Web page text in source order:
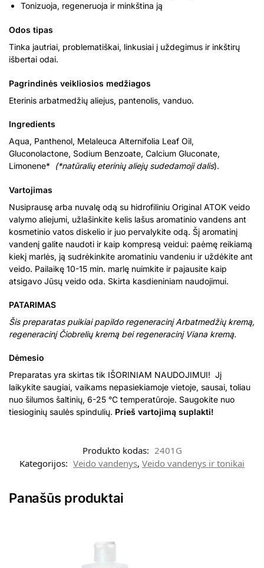
Tonizuoja, regeneruoja ir minkština ją
Odos tipas
Tinka jautriai, problematiškai, linkusiai į uždegimus ir inkštirų
išbertai odai.
Pagrindinės veikliosios medžiagos
Eterinis arbatmedžių aliejus, pantenolis, vanduo.
Ingredients
Aqua, Panthenol, Melaleuca Alternifolia Leaf Oil,
Gluconolactone, Sodium Benzoate, Calcium Gluconate,
Limonene*
(*natūralių eterinių aliejų sudedamoji dalis).
Vartojimas
Nusiprausę arba nuvalę odą su hidrofiliniu Original ATOK veido
valymo aliejumi, užlašinkite kelis lašus aromatinio vandens ant
kosmetinio vatos diskelio ir juo pervalykite odą. Šį aromatinį
vandenį galite naudoti ir kaip kompresą veidui: paėmę reikiamą
kiekį marlės, ją sudrėkinkite aromatiniu vandeniu ir uždėkite ant
veido. Pailaikę 10-15 min. marlę nuimkite ir pajausite kaip
atsigavo Jūsų veido oda. Skirta kasdieniniam naudojimui.
PATARIMAS
Šis preparatas puikiai papildo regeneracinį Arbatmedžių kremą,
regeneracinį Čiobrelių kremą bei regeneracinį Viana kremą.
Dėmesio
Preparatas yra skirtas tik IŠORINIAM NAUDOJIMUI! Jį
laikykite saugiai, vaikams nepasiekiamoje vietoje, sausai, toliau
nuo šilumos šaltinių, 6-25 °C temperatūroje. Saugokite nuo
tiesioginių saulės spindulių. Prieš vartojimą suplakti!
Produkto kodas: 2401G
Kategorijos: Veido vandenys, Veido vandenys ir tonikai
Panašūs produktai